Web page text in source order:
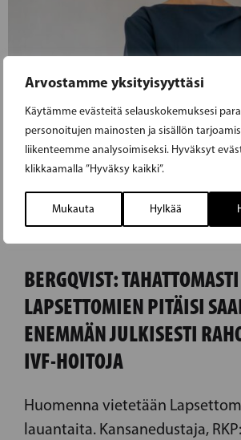
Arvostamme yksityisyyttäsi
Käytämme evästeitä selauskokemuksesi
personoitujen mainosten ja sisällön
liikenteemme analysoimiseksi. Hyväksyt
klikkaamalla ”Hyväksy kaikki”.
Mukauta Hylkää
08.05.2026
BERGQVIST: TAHATTOMASTI
LAPSETTOMIEN PITÄISI
ENEMMÄN JULKISESTI
IVF-HOITOJA
Huomenna vietetään
lauantaita. Kansanedustaja,